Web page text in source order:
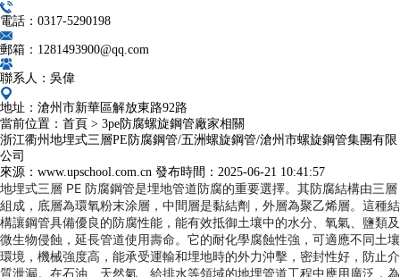
電話：0317-5290198
郵箱：1281493900@qq.com
聯系人：吳偉
地址：滄州市新華區解放東路92路
當前位置： 首頁 > 3pe防腐螺旋鋼管廠家相關
浙江衢州地埋式三層PE防腐鋼管/五洲螺旋鋼管/滄州市螺旋鋼管集團有限
公司
來源：www.upschool.com.cn 發布時間： 2025-06-21 10:41:57
地埋式三層 PE 防腐鋼管是埋地管道防腐的重要選擇。其防腐結構由三層
組成，底層為環氧粉末涂層，中間層是黏結劑，外層為聚乙烯層。這種結
構讓鋼管具備優良的防腐性能，能有效抵御土壤中的水分、氧氣、鹽類及
微生物侵蝕，延長管道使用壽命。它的耐化學腐蝕性強，可適應不同土壤
環境，機械強度高，能承受運輸和埋地時的外力沖擊，密封性好，防止介
質泄漏。在石油、天然氣、給排水等領域的地埋管道工程中應用廣泛，為